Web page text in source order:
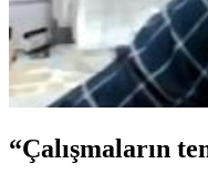
“Çalışmaların